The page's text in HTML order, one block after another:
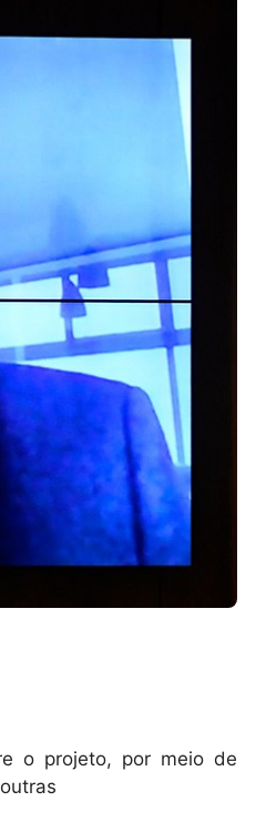
o projeto, por meio de